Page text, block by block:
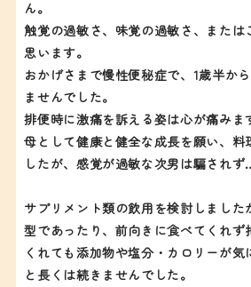
ん。
触覚の過敏さ、味覚の過敏さ、または
思います。
おかげさまで慢性便秘症で、1歳半か
ませんでした。
排便時に激痛を訴える姿は心が痛みま
母として健康と健全な成長を願い、料
したが、感覚が過敏な次男は騙され
サプリメント類の飲用を検討しました
型であったり、前向きに食べてくれず
くれても添加物や塩分・カロリーが気
と長くは続きませんでした。